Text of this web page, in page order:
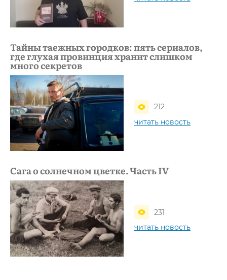
Тайны таежных городков: пять сериалов,
где глухая провинция хранит слишком
много секретов
212
читать новость
Сага о солнечном цветке. Часть IV
231
читать новость